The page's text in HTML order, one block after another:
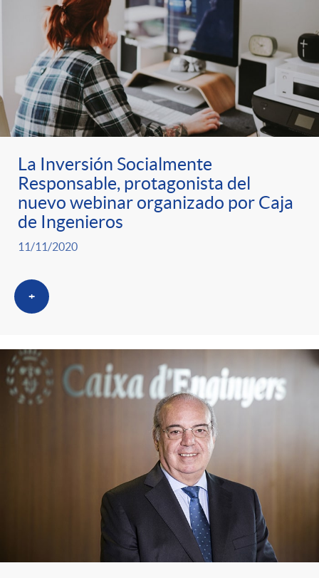
La Inversión Socialmente
Responsable, protagonista del
nuevo webinar organizado por Caja
de Ingenieros
11/11/2020
+